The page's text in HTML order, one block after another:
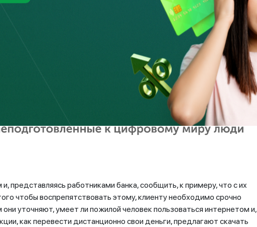
представляясь работниками банка, сообщить, к примеру, что с их
чтобы воспрепятствовать этому, клиенту необходимо срочно
уточняют, умеет ли пожилой человек пользоваться интернетом и,
как перевести дистанционно свои деньги, предлагают скачать